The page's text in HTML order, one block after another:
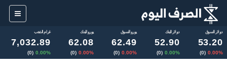
دولار السوق
53.20
0.00%
(0)
دولار البنك
52.90
0.00%
(0)
يورو السوق
62.49
0.00%
(0)
يورو البنك
62.08
0.00%
(0)
غرام الذهب
7,032.89
0.00%
(0)